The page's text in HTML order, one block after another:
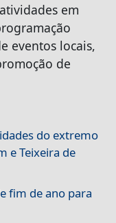
em
eventos locais,
de
do extremo
e Teixeira de
fim de ano para